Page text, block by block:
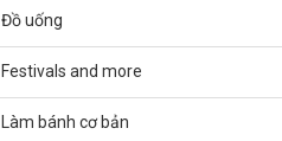
Đồ uống
Festivals and more
Làm bánh cơ bản